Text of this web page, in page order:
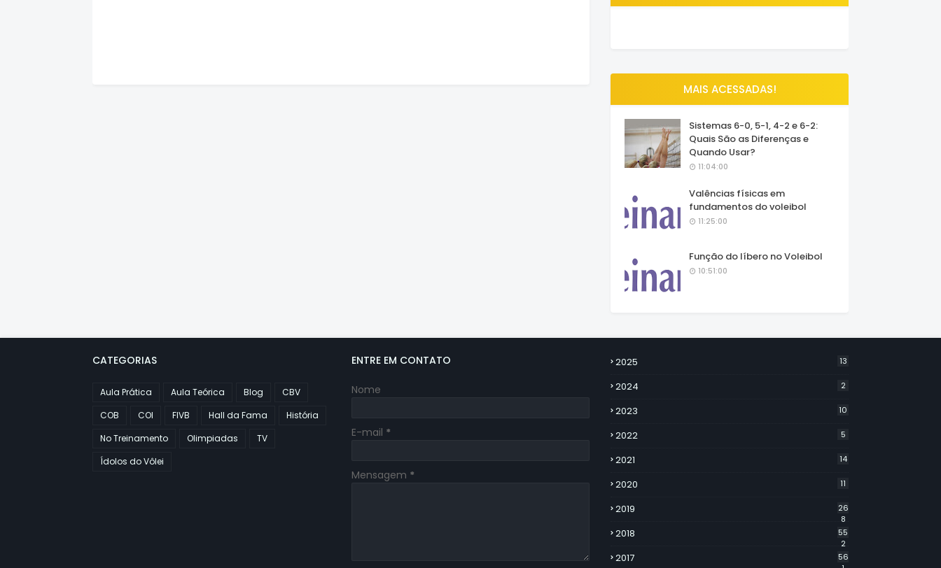
MAIS ACESSADAS!
Sistemas 6-0, 5-1, 4-2 e 6-2:
Quais São as Diferenças e
Quando Usar?
11:04:00
Valências físicas em
fundamentos do voleibol
11:25:00
Função do líbero no Voleibol
10:51:00
CATEGORIAS
Aula Prática Aula Teórica Blog
CBV
COB
COI FIVB Hall da Fama
História
No Treinamento
Olimpiadas
TV
Ídolos do Vôlei
ENTRE EM CONTATO
Nome
E-mail *
Mensagem *
2025 13
2024 2
2023 10
2022 5
2021 14
2020 11
2019
26
8
2018
55
2
2017
56